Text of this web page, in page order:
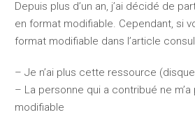
Depuis plus d’un an, j’ai décidé de
en format modifiable. Cependant, si
format modifiable dans l’article
– Je n’ai plus cette ressource
– La personne qui a contribué ne m’a
modifiable